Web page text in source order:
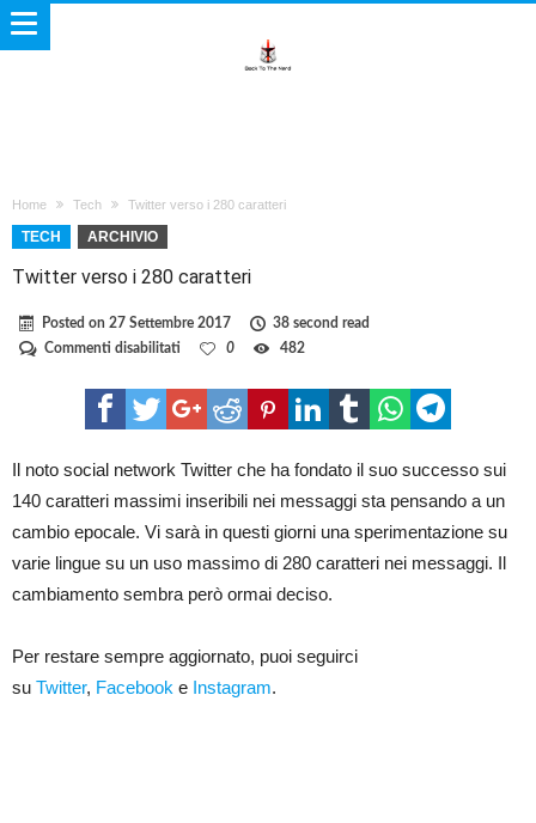
Home Tech Twitter verso i 280 caratteri
TECH ARCHIVIO
Twitter verso i 280 caratteri
Posted on 27 Settembre 2017
38 second read
Commenti disabilitati
i
0 482
Il noto social network Twitter che ha fondato il suo successo sui
140 caratteri massimi inseribili nei messaggi sta pensando a un
cambio epocale. Vi sarà in questi giorni una sperimentazione su
varie lingue su un uso massimo di 280 caratteri nei messaggi. Il
cambiamento sembra però ormai deciso.
Per restare sempre aggiornato, puoi seguirci
su Twitter, Facebook e Instagram.